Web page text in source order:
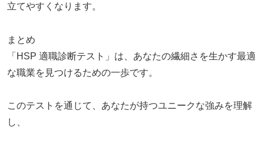
立てやすくなります。
まとめ
「HSP 適職診断テスト」は、あなたの繊細さを生かす最適
な職業を見つけるための一歩です。
このテストを通じて、あなたが持つユニークな強みを理解
し、